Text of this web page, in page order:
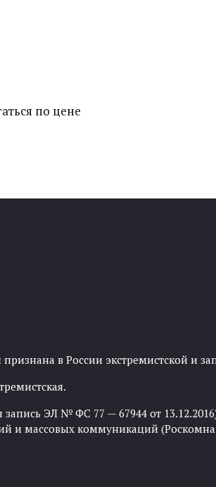
по цене
в России экстремистской и
ЭЛ № ФС 77 — 67944 от
и массовых коммуникаций